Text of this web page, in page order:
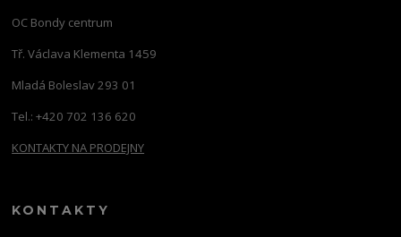
OC Bondy centrum
Tř. Václava Klementa 1459
Mladá Boleslav 293 01
Tel.: +420 702 136 620
KONTAKTY NA PRODEJNY
KONTAKTY